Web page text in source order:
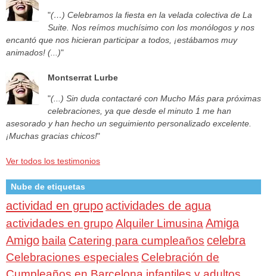
"(…) Celebramos la fiesta en la velada colectiva de La
Suite. Nos reímos muchísimo con los monólogos y nos
encantó que nos hicieran participar a todos, ¡estábamos muy
animados! (...)"
Montserrat Lurbe
"(...) Sin duda contactaré con Mucho Más para próximas
celebraciones, ya que desde el minuto 1 me han
asesorado y han hecho un seguimiento personalizado excelente.
¡Muchas gracias chicos!"
Ver todos los testimonios
Nube de etiquetas
actividad en grupoactividades de agua
actividades en grupo Alquiler Limusina Amiga
Amigo baila Catering para cumpleaños celebra
Celebraciones especiales Celebración de